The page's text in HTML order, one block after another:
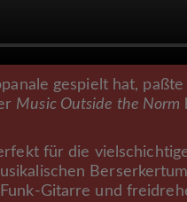
gespielt hat,
Music Outside the Norm
für die
Gitarre und